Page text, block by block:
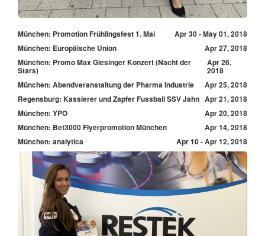
München: Promotion Frühlingsfest 1. Mai
Apr 30 - May 01, 2018
München: Europäische Union
Apr 27, 2018
München: Promo Max Giesinger Konzert (Nacht der
Stars)
Apr 26,
2018
München: Abendveranstaltung der Pharma Industrie
Apr 25, 2018
Regensburg: Kassierer und Zapfer Fussball SSV Jahn Apr 21, 2018
München: YPO
Apr 20, 2018
München: Bet3000 Flyerpromotion München
Apr 14, 2018
München: analytica
Apr 10 - Apr 12, 2018